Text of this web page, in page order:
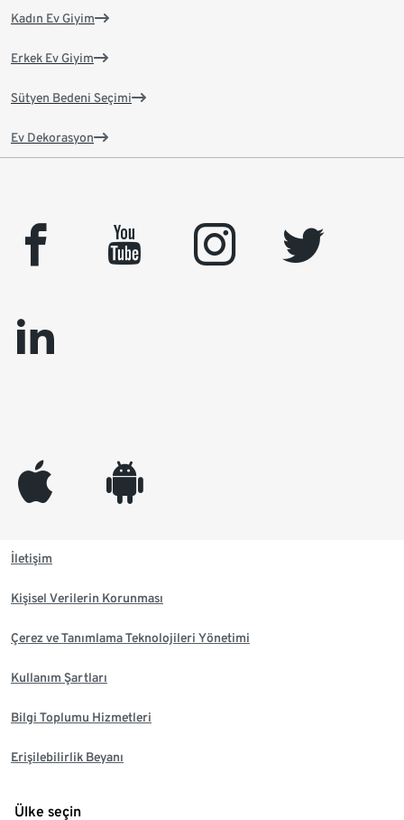
Kadın Ev Giyim
Erkek Ev Giyim
Sütyen Bedeni Seçimi
Ev Dekorasyon
facebook youtube instagram
twitter
linkedin
appleinc android
İletişim
Kişisel Verilerin Korunması
Çerez ve Tanımlama Teknolojileri Yönetimi
Kullanım Şartları
Bilgi Toplumu Hizmetleri
Erişilebilirlik Beyanı
Ülke seçin